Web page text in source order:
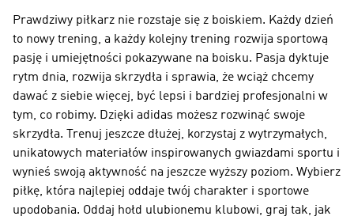
Prawdziwy piłkarz nie rozstaje się z boiskiem. Każdy dzień
to nowy trening, a każdy kolejny trening rozwija sportową
pasję i umiejętności pokazywane na boisku. Pasja dyktuje
rytm dnia, rozwija skrzydła i sprawia, że wciąż chcemy
dawać z siebie więcej, być lepsi i bardziej profesjonalni w
tym, co robimy. Dzięki adidas możesz rozwinąć swoje
skrzydła. Trenuj jeszcze dłużej, korzystaj z wytrzymałych,
unikatowych materiałów inspirowanych gwiazdami sportu i
wynieś swoją aktywność na jeszcze wyższy poziom. Wybierz
piłkę, która najlepiej oddaje twój charakter i sportowe
upodobania. Oddaj hołd ulubionemu klubowi, graj tak, jak